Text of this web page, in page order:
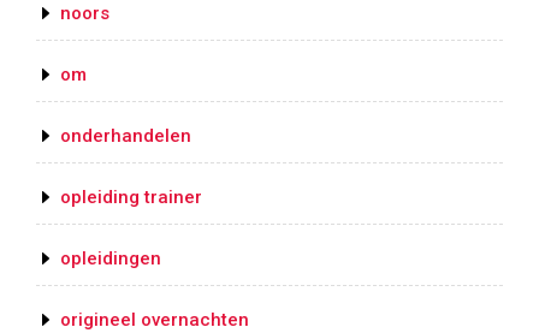
noors
om
onderhandelen
opleiding trainer
opleidingen
origineel overnachten